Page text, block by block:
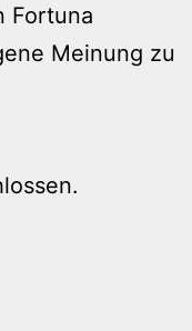
Fortuna
Meinung zu